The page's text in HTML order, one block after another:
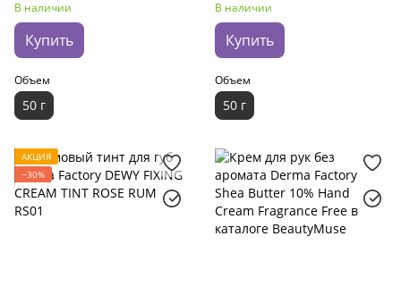
В наличии
Купить
Объем
50 г
В наличии
Купить
Объем
50 г
АКЦИЯ
−30%